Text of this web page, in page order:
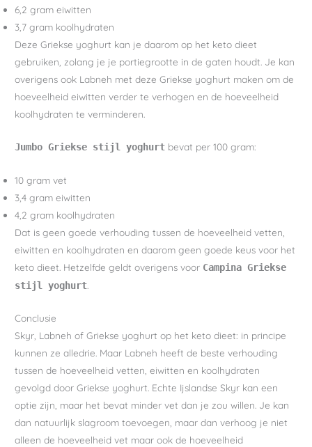
6,2 gram eiwitten
3,7 gram koolhydraten
Deze Griekse yoghurt kan je daarom op het keto dieet
gebruiken, zolang je je portiegrootte in de gaten houdt. Je kan
overigens ook Labneh met deze Griekse yoghurt maken om de
hoeveelheid eiwitten verder te verhogen en de hoeveelheid
koolhydraten te verminderen.
Jumbo Griekse stijl yoghurt bevat per 100 gram:
10 gram vet
3,4 gram eiwitten
4,2 gram koolhydraten
Dat is geen goede verhouding tussen de hoeveelheid vetten,
eiwitten en koolhydraten en daarom geen goede keus voor het
keto dieet. Hetzelfde geldt overigens voor Campina Griekse
stijl yoghurt.
Conclusie
Skyr, Labneh of Griekse yoghurt op het keto dieet: in principe
kunnen ze alledrie. Maar Labneh heeft de beste verhouding
tussen de hoeveelheid vetten, eiwitten en koolhydraten
gevolgd door Griekse yoghurt. Echte Ijslandse Skyr kan een
optie zijn, maar het bevat minder vet dan je zou willen. Je kan
dan natuurlijk slagroom toevoegen, maar dan verhoog je niet
alleen de hoeveelheid vet maar ook de hoeveelheid